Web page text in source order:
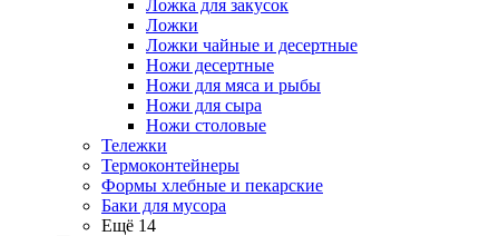
Ложка для закусок
Ложки
Ложки чайные и десертные
Ножи десертные
Ножи для мяса и рыбы
Ножи для сыра
Ножи столовые
Тележки
Термоконтейнеры
Формы хлебные и пекарские
Баки для мусора
Ещё 14